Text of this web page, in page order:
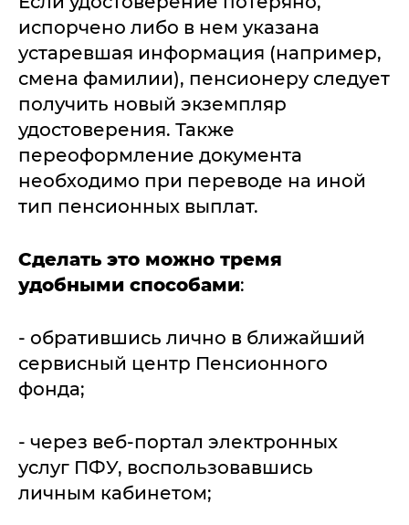
испорчено либо в нем указана
устаревшая информация (например,
смена фамилии), пенсионеру следует
получить новый экземпляр
удостоверения. Также
переоформление документа
необходимо при переводе на иной
тип пенсионных выплат.
Сделать это можно тремя
удобными способами:
- обратившись лично в ближайший
сервисный центр Пенсионного
фонда;
- через веб-портал электронных
услуг ПФУ, воспользовавшись
личным кабинетом;